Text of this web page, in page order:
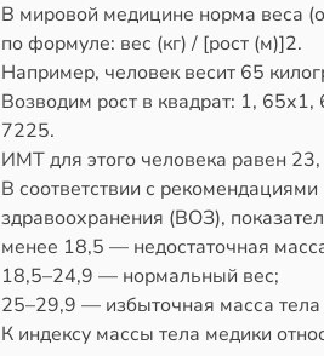
В мировой медицине норма веса
по формуле: вес (кг) / [рост (м)]2.
Например, человек весит 65
Возводим рост в квадрат: 1,
7225.
ИМТ для этого человека равен 23,
В соответствии с
здравоохранения (ВОЗ),
менее 18,5 — недостаточная
18,5–24,9 — нормальный вес;
25–29,9 — избыточная масса
К индексу массы тела медики